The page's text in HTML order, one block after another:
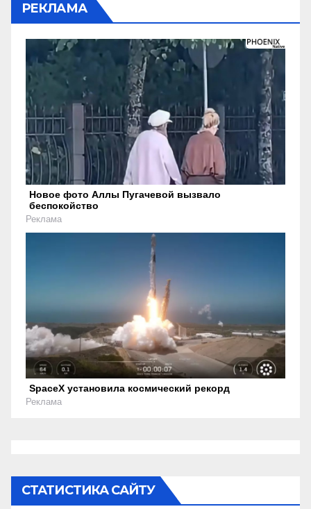
РЕКЛАМА
Новое фото Аллы Пугачевой вызвало
беспокойство
Реклама
SpaceX установила космический рекорд
Реклама
СТАТИСТИКА САЙТУ